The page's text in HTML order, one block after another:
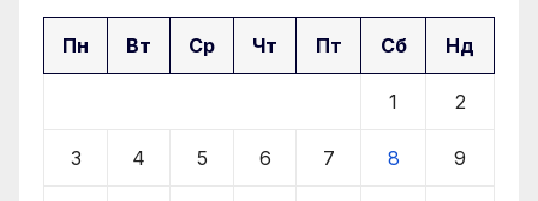
Пн Вт Ср Чт Пт Сб Нд
1 2
3 4 5 6 7 8 9